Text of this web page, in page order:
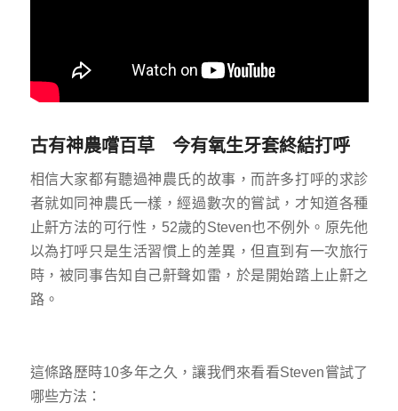
古有神農嚐百草 今有氧生牙套終結打呼
相信大家都有聽過神農氏的故事，而許多打呼的求診
者就如同神農氏一樣，經過數次的嘗試，才知道各種
止鼾方法的可行性，52歲的Steven也不例外。原先他
以為打呼只是生活習慣上的差異，但直到有一次旅行
時，被同事告知自己鼾聲如雷，於是開始踏上止鼾之
路。
這條路歷時10多年之久，讓我們來看看Steven嘗試了
哪些方法：